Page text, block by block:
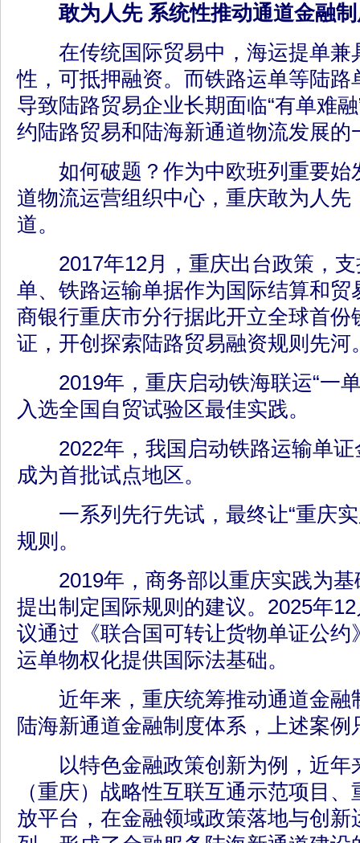
敢为人先 系统性推动通道金融
在传统国际贸易中，海运提单兼
性，可抵押融资。而铁路运单等陆路
导致陆路贸易企业长期面临“有单难
约陆路贸易和陆海新通道物流发展的
如何破题？作为中欧班列重要始
道物流运营组织中心，重庆敢为人先
道。
2017年12月，重庆出台政策，支
单、铁路运输单据作为国际结算和贸
商银行重庆市分行据此开立全球首份
证，开创探索陆路贸易融资规则先河
2019年，重庆启动铁海联运“一单
入选全国自贸试验区最佳实践。
2022年，我国启动铁路运输单证
成为首批试点地区。
一系列先行先试，最终让“重庆实
规则。
2019年，商务部以重庆实践为基
提出制定国际规则的建议。2025年
议通过《联合国可转让货物单证公约
运单物权化提供国际法基础。
近年来，重庆统筹推动通道金融
陆海新通道金融制度体系，上述案例
以特色金融政策创新为例，近年
（重庆）战略性互联互通示范项目
放平台，在金融领域政策落地与创新